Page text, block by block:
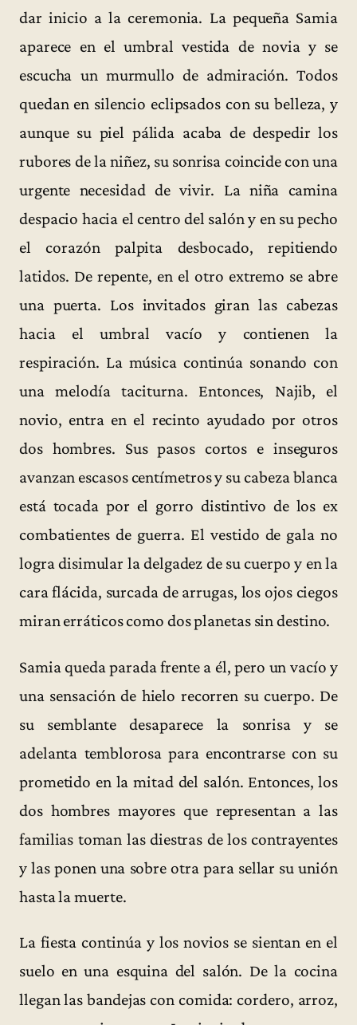
dar inicio a la ceremonia. La pequeña Samia
aparece en el umbral vestida de novia y se
escucha un murmullo de admiración. Todos
quedan en silencio eclipsados con su belleza, y
aunque su piel pálida acaba de despedir los
rubores de la niñez, su sonrisa coincide con una
urgente necesidad de vivir. La niña camina
despacio hacia el centro del salón y en su pecho
el corazón palpita desbocado, repitiendo
latidos. De repente, en el otro extremo se abre
una puerta. Los invitados giran las cabezas
hacia el umbral vacío y contienen la
respiración. La música continúa sonando con
una melodía taciturna. Entonces, Najib, el
novio, entra en el recinto ayudado por otros
dos hombres. Sus pasos cortos e inseguros
avanzan escasos centímetros y su cabeza blanca
está tocada por el gorro distintivo de los ex
combatientes de guerra. El vestido de gala no
logra disimular la delgadez de su cuerpo y en la
cara flácida, surcada de arrugas, los ojos ciegos
miran erráticos como dos planetas sin destino.
Samia queda parada frente a él, pero un vacío y
una sensación de hielo recorren su cuerpo. De
su semblante desaparece la sonrisa y se
adelanta temblorosa para encontrarse con su
prometido en la mitad del salón. Entonces, los
dos hombres mayores que representan a las
familias toman las diestras de los contrayentes
y las ponen una sobre otra para sellar su unión
hasta la muerte.
La fiesta continúa y los novios se sientan en el
suelo en una esquina del salón. De la cocina
llegan las bandejas con comida: cordero, arroz,